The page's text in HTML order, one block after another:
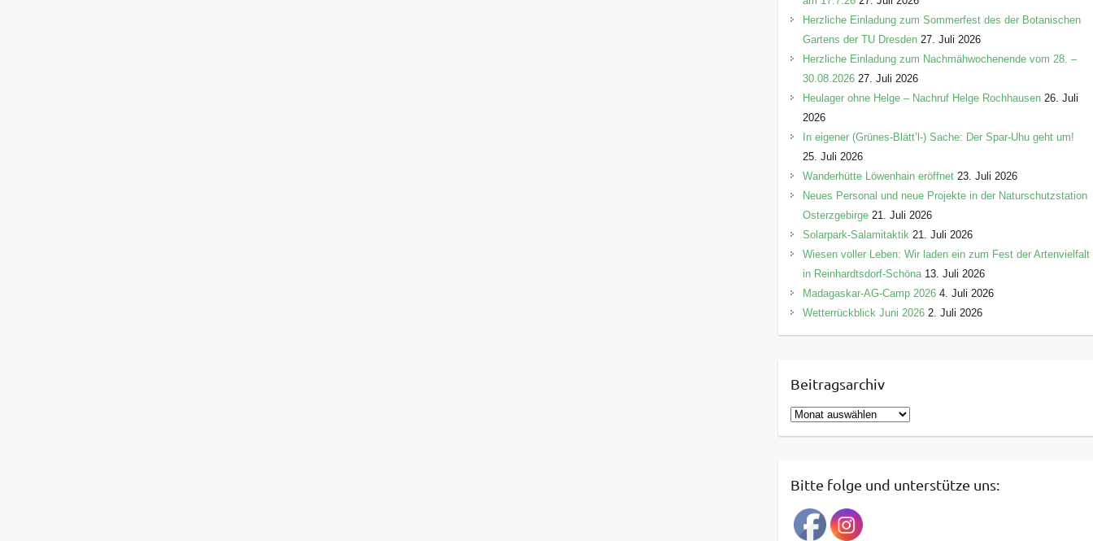
Herzliche Einladung zum Sommerfest des der Botanischen
Gartens der TU Dresden 27. Juli 2026
Herzliche Einladung zum Nachmähwochenende vom 28. –
30.08.2026 27. Juli 2026
Heulager ohne Helge – Nachruf Helge Rochhausen 26. Juli
2026
In eigener (Grünes-Blätt’l-) Sache: Der Spar-Uhu geht um!
25. Juli 2026
Wanderhütte Löwenhain eröffnet 23. Juli 2026
Neues Personal und neue Projekte in der Naturschutzstation
Osterzgebirge 21. Juli 2026
Solarpark-Salamitaktik 21. Juli 2026
Wiesen voller Leben: Wir laden ein zum Fest der Artenvielfalt
in Reinhardtsdorf-Schöna 13. Juli 2026
Madagaskar-AG-Camp 2026 4. Juli 2026
Wetterrückblick Juni 2026 2. Juli 2026
Beitragsarchiv
B
e
r
g
Bitte folge und unterstütze uns: